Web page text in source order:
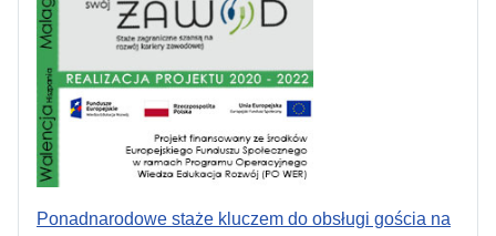
Ponadnarodowe staże kluczem do obsługi gościa na